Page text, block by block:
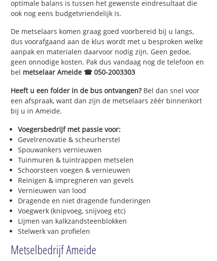
optimale balans is tussen het gewenste eindresultaat die
ook nog eens budgetvriendelijk is.
De metselaars komen graag goed voorbereid bij u langs,
dus voorafgaand aan de klus wordt met u besproken welke
aanpak en materialen daarvoor nodig zijn. Geen gedoe,
geen onnodige kosten. Pak dus vandaag nog de telefoon en
bel metselaar Ameide ☎ 050-2003303
Heeft u een folder in de bus ontvangen?Bel dan snel voor
een afspraak, want dan zijn de metselaars zéér binnenkort
bij u in Ameide.
Voegersbedrijf met passie voor:
Gevelrenovatie & scheurherstel
Spouwankers vernieuwen
Tuinmuren & tuintrappen metselen
Schoorsteen voegen & vernieuwen
Reinigen & impregneren van gevels
Vernieuwen van lood
Dragende en niet dragende funderingen
Voegwerk (knipvoeg, snijvoeg etc)
Lijmen van kalkzandsteenblokken
Stelwerk van profielen
Metselbedrijf Ameide